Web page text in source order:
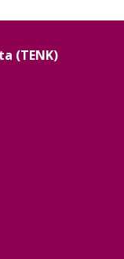
(TENK)